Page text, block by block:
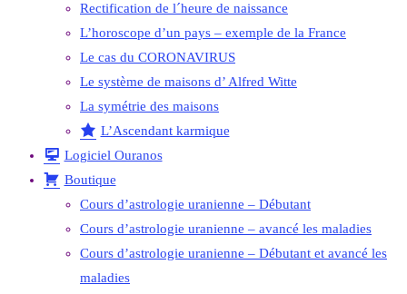
Rectification de l´heure de naissance
L’horoscope d’un pays – exemple de la France
Le cas du CORONAVIRUS
Le système de maisons d’ Alfred Witte
La symétrie des maisons
L’Ascendant karmique
Logiciel Ouranos
Boutique
Cours d’astrologie uranienne – Débutant
Cours d’astrologie uranienne – avancé les maladies
Cours d’astrologie uranienne – Débutant et avancé les
maladies